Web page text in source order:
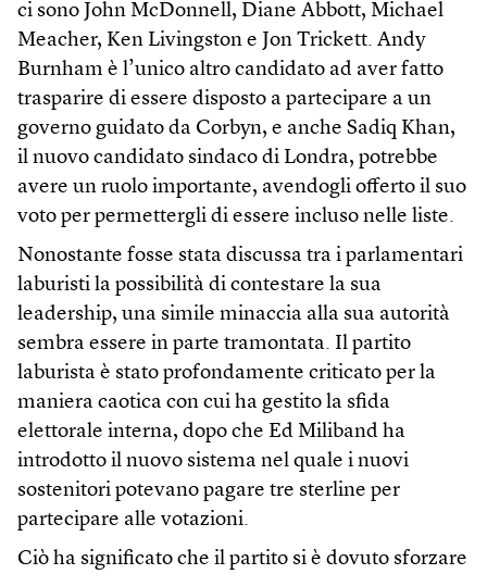
ci sono John McDonnell, Diane Abbott, Michael
Meacher, Ken Livingston e Jon Trickett. Andy
Burnham è l’unico altro candidato ad aver fatto
trasparire di essere disposto a partecipare a un
governo guidato da Corbyn, e anche Sadiq Khan,
il nuovo candidato sindaco di Londra, potrebbe
avere un ruolo importante, avendogli offerto il suo
voto per permettergli di essere incluso nelle liste.
Nonostante fosse stata discussa tra i parlamentari
laburisti la possibilità di contestare la sua
leadership, una simile minaccia alla sua autorità
sembra essere in parte tramontata. Il partito
laburista è stato profondamente criticato per la
maniera caotica con cui ha gestito la sfida
elettorale interna, dopo che Ed Miliband ha
introdotto il nuovo sistema nel quale i nuovi
sostenitori potevano pagare tre sterline per
partecipare alle votazioni.
Ciò ha significato che il partito si è dovuto sforzare